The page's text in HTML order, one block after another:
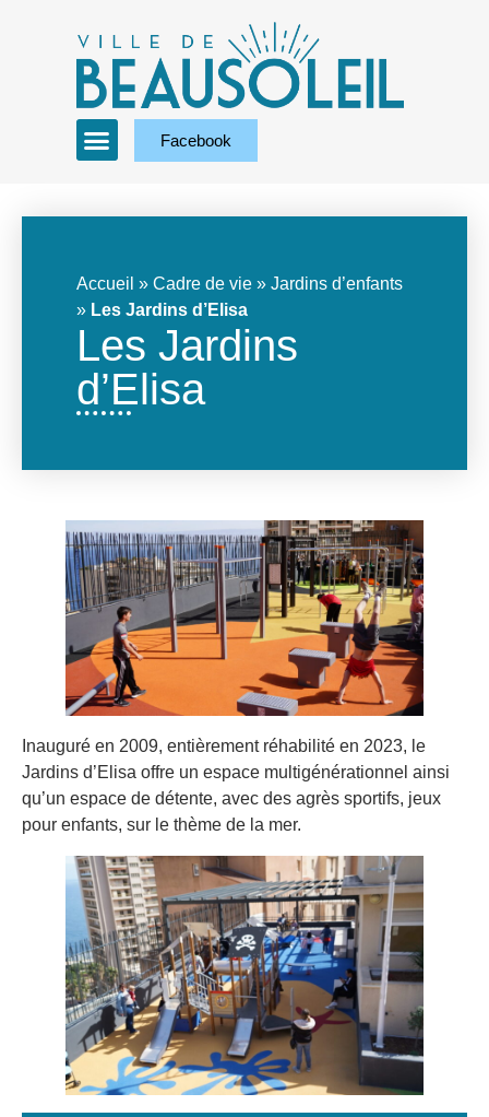
Facebook
Accueil » Cadre de vie » Jardins d’enfants
» Les Jardins d’Elisa
Les Jardins
d’Elisa
Inauguré en 2009, entièrement réhabilité en 2023, le
Jardins d’Elisa offre un espace multigénérationnel ainsi
qu’un espace de détente, avec des agrès sportifs, jeux
pour enfants, sur le thème de la mer.